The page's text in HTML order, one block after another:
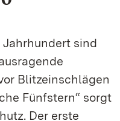
Jahrhundert sind
Blitzeinschlägen
Fünfstern“ sorgt
Der erste